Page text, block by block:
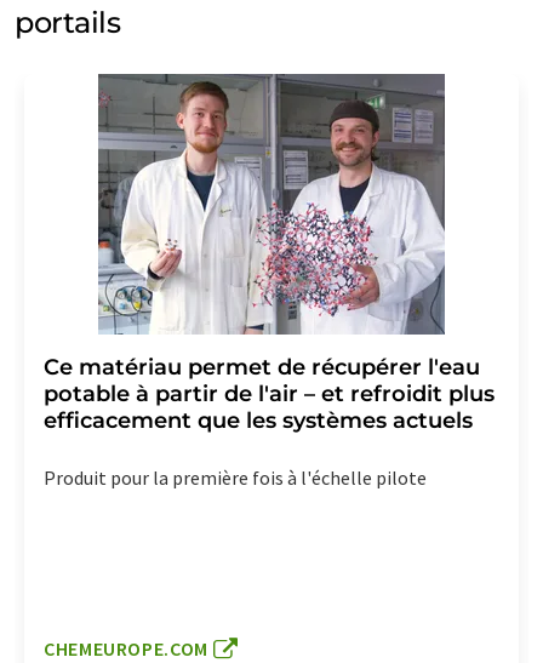
portails
Ce matériau permet de récupérer l'eau
potable à partir de l'air – et refroidit plus
efficacement que les systèmes actuels
Produit pour la première fois à l'échelle pilote
CHEMEUROPE.COM